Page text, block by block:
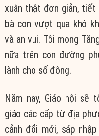
xuân thật đơn giản,
bà con vượt qua khó
và an vui. Tôi mong
nữa trên con đường
lành cho số đông.
Năm nay, Giáo hội sẽ
giáo các cấp từ địa
cảnh đổi mới, sáp